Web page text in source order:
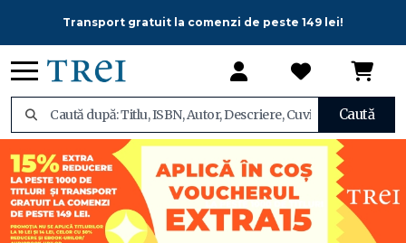
Transport gratuit la comenzi de peste 149 lei!
Caută